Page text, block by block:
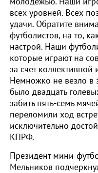
всех уровней. Всех
удачи. Обратите
футболистов, на то,
настрой. Наши
которые играют на
за счет
Немножко не везло в
было двадцать
забить пять-семь
переломили ход
исключительно
КПРФ.
Президент мини-
Мельников